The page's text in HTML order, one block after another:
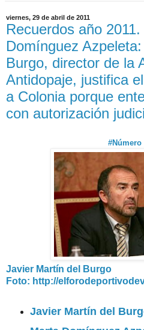
viernes, 29 de abril de 2011
Recuerdos año
Domínguez
Burgo, director de la
Antidopaje, justifica
a Colonia porque
con autorización
#Número
Javier Martín del Burgo
Foto: http://
Javier Martín del